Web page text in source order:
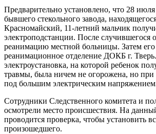
Предварительно установлено, что 28
бывшего стекольного завода,
Красномайский, 11-летний мальчик
электроподстанции. После случившегося
реанимацию местной больницы. Затем его
реанимационное отделение ДОКБ г.
электроустановка, на которой ребенок
травмы, была ничем не огорожена, но при
под большим электрическим
Сотрудники Следственного комитета и
осмотрели место происшествия. На
проводится проверка, чтобы установить
произошедшего.